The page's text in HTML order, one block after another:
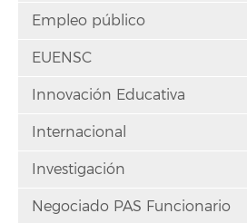
Empleo público
EUENSC
Innovación Educativa
Internacional
Investigación
Negociado PAS Funcionario